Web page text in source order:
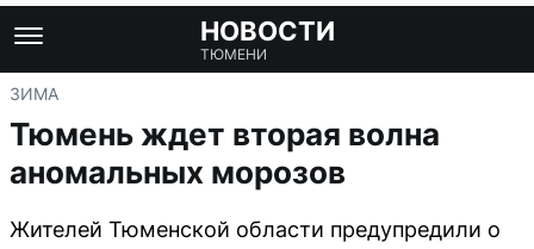
НОВОСТИ
ТЮМЕНИ
ЗИМА
Тюмень ждет вторая волна
аномальных морозов
Жителей Тюменской области предупредили о